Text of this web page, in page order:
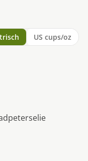
US cups/oz